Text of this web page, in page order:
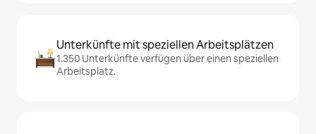
Unterkünfte mit speziellen Arbeitsplätzen
1.350 Unterkünfte verfügen über einen speziellen
Arbeitsplatz.